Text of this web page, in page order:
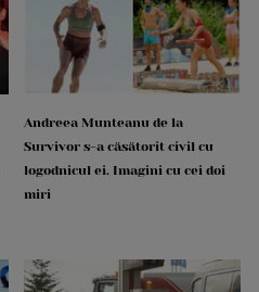
Andreea Munteanu de la
Survivor s-a căsătorit civil cu
logodnicul ei. Imagini cu cei doi
miri